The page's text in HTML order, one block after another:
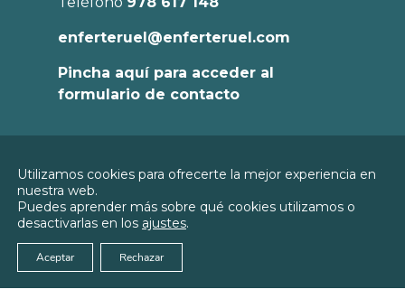
enferteruel@enferteruel.com
Pincha aquí para acceder al
formulario de contacto
© 2026 Colegio Oficial de Enfermería de
Teruel
Política de
Privacidad
Política de
Utilizamos cookies para ofrecerte la mejor experiencia en
nuestra web.
Puedes aprender más sobre qué cookies utilizamos o
desactivarlas en los ajustes.
Aceptar Rechazar